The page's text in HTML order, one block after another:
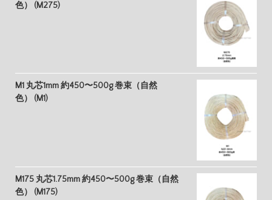
色） (M275)
M1 丸芯1mm 約450〜500g 巻束（自然
色） (M1)
M175 丸芯1.75mm 約450〜500g 巻束（自然
色） (M175)